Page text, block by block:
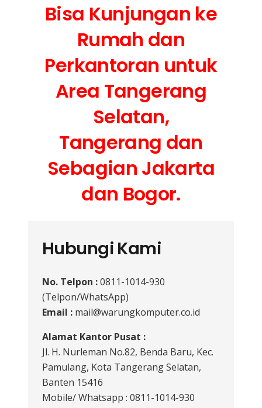
Bisa Kunjungan ke
Rumah dan
Perkantoran untuk
Area Tangerang
Selatan,
Tangerang dan
Sebagian Jakarta
dan Bogor.
Hubungi Kami
No. Telpon :0811-1014-930
(Telpon/WhatsApp)
Email : mail@warungkomputer.co.id
Alamat Kantor Pusat :
Jl. H. Nurleman No.82, Benda Baru, Kec.
Pamulang, Kota Tangerang Selatan,
Banten 15416
Mobile/ Whatsapp : 0811-1014-930